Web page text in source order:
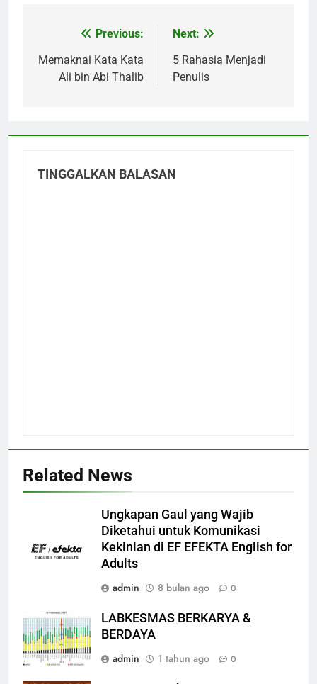
Navigasi
pos
Previous:
Memaknai Kata Kata
Ali bin Abi Thalib
Next:
5 Rahasia Menjadi
Penulis
TINGGALKAN BALASAN
Related News
Ungkapan Gaul yang Wajib
Diketahui untuk Komunikasi
Kekinian di EF EFEKTA English for
Adults
admin
8 bulan ago 0
LABKESMAS BERKARYA &
BERDAYA
admin
1 tahun ago 0